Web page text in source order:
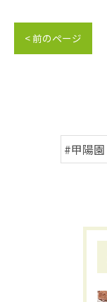
< 前のページ
#甲陽園